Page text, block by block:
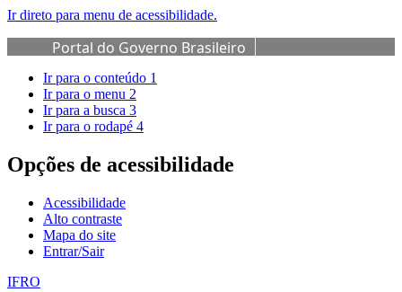
Ir direto para menu de acessibilidade.
Portal do Governo Brasileiro
Ir para o conteúdo 1
Ir para o menu 2
Ir para a busca 3
Ir para o rodapé 4
Opções de acessibilidade
Acessibilidade
Alto contraste
Mapa do site
Entrar/Sair
IFRO